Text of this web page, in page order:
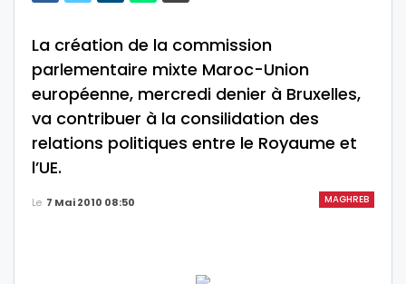
La création de la commission
parlementaire mixte Maroc-Union
européenne, mercredi denier à Bruxelles,
va contribuer à la consilidation des
relations politiques entre le Royaume et
l’UE.
MAGHREB
Le 7 Mai 2010 08:50